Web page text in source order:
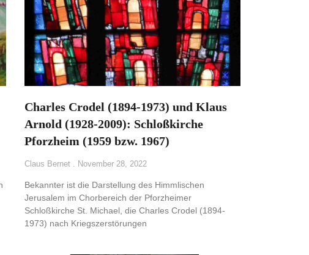
Charles Crodel (1894-1973) und Klaus
Arnold (1928-2009): Schloßkirche
Pforzheim (1959 bzw. 1967)
Claus Bernet November 28, 2022
Bekannter ist die Darstellung des Himmlischen
Jerusalem im Chorbereich der Pforzheimer
Schloßkirche St. Michael, die Charles Crodel (1894-
1973) nach Kriegszerstörungen